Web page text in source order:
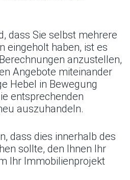
dass Sie selbst mehrere
eingeholt haben, ist es
anzustellen,
Angebote miteinander
Hebel in Bewegung
entsprechenden
auszuhandeln.
dass dies innerhalb des
sollte, den Ihnen Ihr
Ihr Immobilienprojekt